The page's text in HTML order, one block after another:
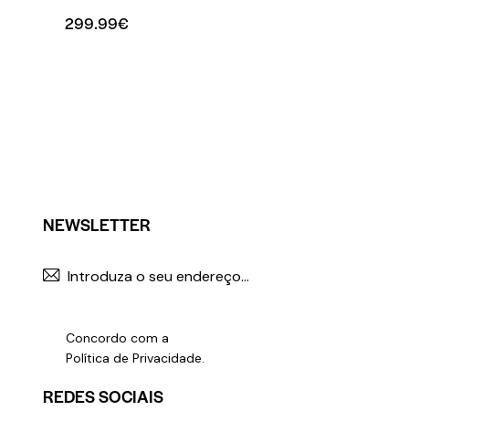
299.99€
NEWSLETTER
Concordo com a
Política de Privacidade.
REDES SOCIAIS